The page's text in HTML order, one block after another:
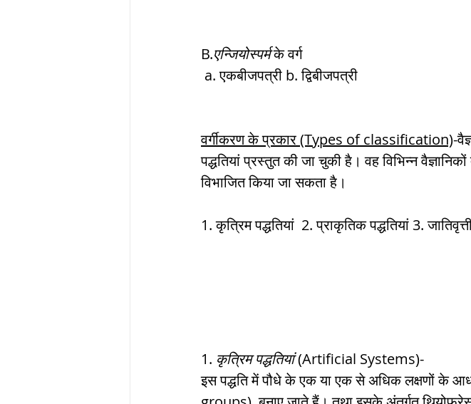
B.एन्जियोस्पर्म के वर्ग
a. एकबीजपत्री b. द्विबीजपत्री
वर्गीकरण के प्रकार (Types of classification)-
पद्धतियां प्रस्तुत की जा चुकी है। वह विभिन्न
विभाजित किया जा सकता है।
1. कृत्रिम पद्धतियां  2. प्राकृतिक पद्धतियां 3.
1. कृत्रिम पद्धतियां (Artificial Systems)-
इस पद्धति में पौधे के एक या एक से अधिक लक्षणों के